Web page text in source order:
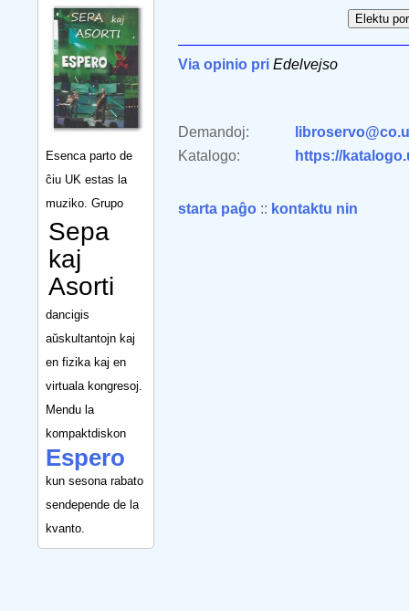
Esenca parto de
ĉiu UK estas la
muziko. Grupo
Sepa
kaj
Asorti
dancigis
aŭskultantojn kaj
en fizika kaj en
virtuala kongresoj.
Mendu la
kompaktdiskon
Espero
kun sesona rabato
sendepende de la
kvanto.
Via opinio pri Edelvejso
Demandoj:
Katalogo:
https://
starta paĝo :: kontaktu nin